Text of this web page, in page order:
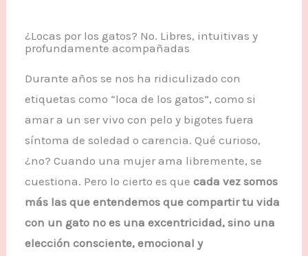
¿Locas por los gatos? No. Libres, intuitivas y
profundamente acompañadas
Durante años se nos ha ridiculizado con
etiquetas como “loca de los gatos”, como si
amar a un ser vivo con pelo y bigotes fuera
síntoma de soledad o carencia. Qué curioso,
¿no? Cuando una mujer ama libremente, se
cuestiona. Pero lo cierto es quecada vez somos
más las que entendemos que compartir tu vida
con un gato no es una excentricidad, sino una
elección consciente, emocional y